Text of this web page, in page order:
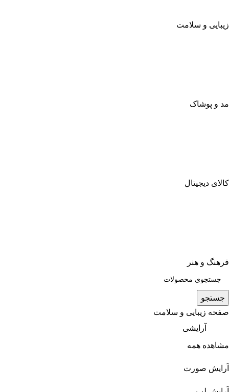
زیبایی و سلامت
مد و پوشاک
کالای دیجیتال
فرهنگ و هنر
جستجو
صفحه زیبایی و سلامت
آرایشی
مشاهده همه
آرایش صورت